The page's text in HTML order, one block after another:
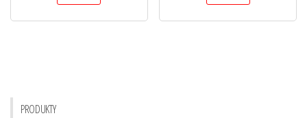
PRODUKTY